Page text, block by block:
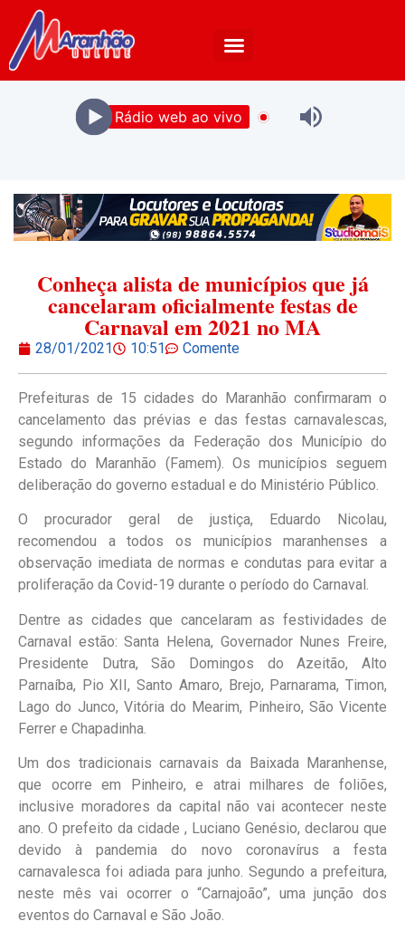
Rádio web ao vivo
Conheça alista de municípios que já
cancelaram oficialmente festas de
Carnaval em 2021 no MA
28/01/2021 10:51 Comente
Prefeituras de 15 cidades do Maranhão confirmaram o
cancelamento das prévias e das festas carnavalescas,
segundo informações da Federação dos Município do
Estado do Maranhão (Famem). Os municípios seguem
deliberação do governo estadual e do Ministério Público.
O procurador geral de justiça, Eduardo Nicolau,
recomendou a todos os municípios maranhenses a
observação imediata de normas e condutas para evitar a
proliferação da Covid-19 durante o período do Carnaval.
Dentre as cidades que cancelaram as festividades de
Carnaval estão: Santa Helena, Governador Nunes Freire,
Presidente Dutra, São Domingos do Azeitão, Alto
Parnaíba, Pio XII, Santo Amaro, Brejo, Parnarama, Timon,
Lago do Junco, Vitória do Mearim, Pinheiro, São Vicente
Ferrer e Chapadinha.
Um dos tradicionais carnavais da Baixada Maranhense,
que ocorre em Pinheiro, e atrai milhares de foliões,
inclusive moradores da capital não vai acontecer neste
ano. O prefeito da cidade , Luciano Genésio, declarou que
devido à pandemia do novo coronavírus a festa
carnavalesca foi adiada para junho. Segundo a prefeitura,
neste mês vai ocorrer o “Carnajoão”, uma junção dos
eventos do Carnaval e São João.